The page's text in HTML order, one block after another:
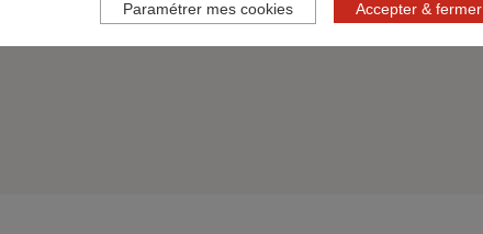
Accepter & fermer
Paramétrer mes cookies